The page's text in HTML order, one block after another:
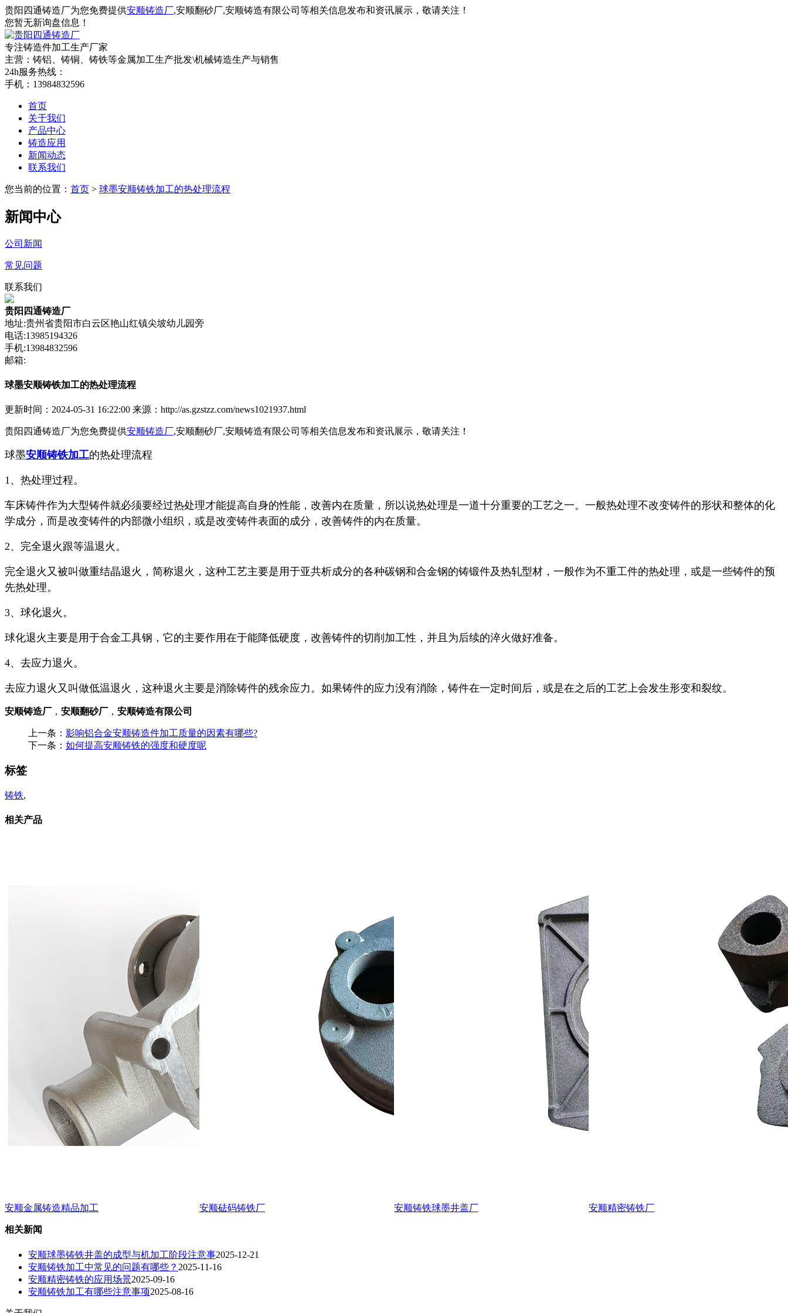
贵阳四通铸造厂为您免费提供安顺铸造厂,安顺翻砂厂,安顺铸造有限公司等相关信息发布和资讯展示，敬请关注！
您暂无新询盘信息！
专注铸造件加工生产厂家
主营：铸铝、铸铜、铸铁等金属加工生产批发\机械铸造生产与销售
24h服务热线：
手机：13984832596
首页
关于我们
产品中心
铸造应用
新闻动态
联系我们
您当前的位置： 首页 > 球墨安顺铸铁加工的热处理流程
新闻中心
公司新闻
常见问题
联系我们
贵阳四通铸造厂
地址:贵州省贵阳市白云区艳山红镇尖坡幼儿园旁
电话:13985194326
手机:13984832596
邮箱:
球墨安顺铸铁加工的热处理流程
更新时间：2024-05-31 16:22:00 来源：http://as.gzstzz.com/news1021937.html
贵阳四通铸造厂为您免费提供安顺铸造厂,安顺翻砂厂,安顺铸造有限公司等相关信息发布和资讯展示，敬请关注！
球墨安顺铸铁加工的热处理流程
1、热处理过程。
车床铸件作为大型铸件就必须要经过热处理才能提高自身的性能，改善内在质量，所以说热处理是一道十分重要的工艺之一。一般热处理不改变铸件的形状和整体的化
学成分，而是改变铸件的内部微小组织，或是改变铸件表面的成分，改善铸件的内在质量。
2、完全退火跟等温退火。
完全退火又被叫做重结晶退火，简称退火，这种工艺主要是用于亚共析成分的各种碳钢和合金钢的铸锻件及热轧型材，一般作为不重工件的热处理，或是一些铸件的预
先热处理。
3、球化退火。
球化退火主要是用于合金工具钢，它的主要作用在于能降低硬度，改善铸件的切削加工性，并且为后续的淬火做好准备。
4、去应力退火。
去应力退火又叫做低温退火，这种退火主要是消除铸件的残余应力。如果铸件的应力没有消除，铸件在一定时间后，或是在之后的工艺上会发生形变和裂纹。
安顺铸造厂 ， 安顺翻砂厂 ， 安顺铸造有限公司
上一条： 影响铝合金安顺铸造件加工质量的因素有哪些?
下一条： 如何提高安顺铸铁的强度和硬度呢
标签
铸铁,
相关产品
安顺金属铸造精品加工 安顺砝码铸铁厂 安顺铸铁球墨井盖厂 安顺精密铸铁厂
相关新闻
安顺球墨铸铁井盖的成型与机加工阶段注意事2025-12-21
安顺铸铁加工中常见的问题有哪些？ 2025-11-16
安顺精密铸铁的应用场景2025-09-16
安顺铸铁加工有哪些注意事项2025-08-16